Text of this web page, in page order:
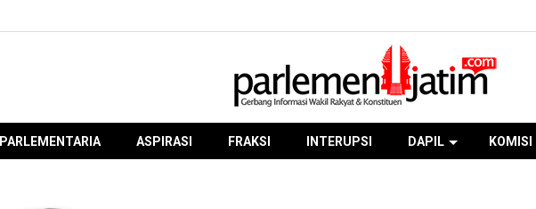
PARLEMENTARIA ASPIRASI FRAKSI INTERUPSI DAPIL KOMISI